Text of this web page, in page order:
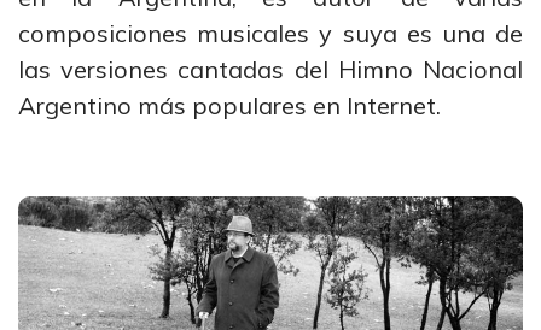
composiciones musicales y suya es una de
las versiones cantadas del Himno Nacional
Argentino más populares en Internet.